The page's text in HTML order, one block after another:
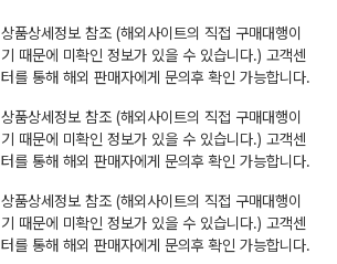
상품상세정보 참조 (해외사이트의 직접 구매대행이
기 때문에 미확인 정보가 있을 수 있습니다.) 고객센
터를 통해 해외 판매자에게 문의후 확인 가능합니다.
상품상세정보 참조 (해외사이트의 직접 구매대행이
기 때문에 미확인 정보가 있을 수 있습니다.) 고객센
터를 통해 해외 판매자에게 문의후 확인 가능합니다.
상품상세정보 참조 (해외사이트의 직접 구매대행이
기 때문에 미확인 정보가 있을 수 있습니다.) 고객센
터를 통해 해외 판매자에게 문의후 확인 가능합니다.